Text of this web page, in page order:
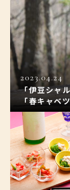
2023.04.24
「伊豆シャ
「春キャベ